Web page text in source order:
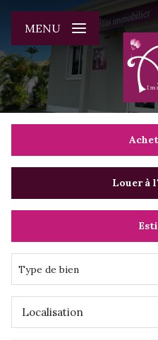
MENU
Du neuf
Louer à
De l'immo pro
Type de bien
Localisation